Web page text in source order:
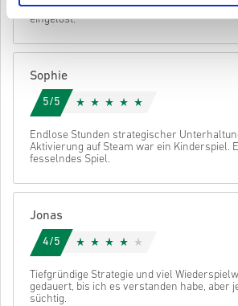
• Schließe deine Bestellung ab
Code.
wie tief die Strategie geht. Ich habe den
eingelöst.
Sophie
5/5
Endlose Stunden strategischer
Aktivierung auf Steam war ein Kinderspiel.
fesselndes Spiel.
Jonas
4/5
Tiefgründige Strategie und viel
gedauert, bis ich es verstanden habe, aber
süchtig.